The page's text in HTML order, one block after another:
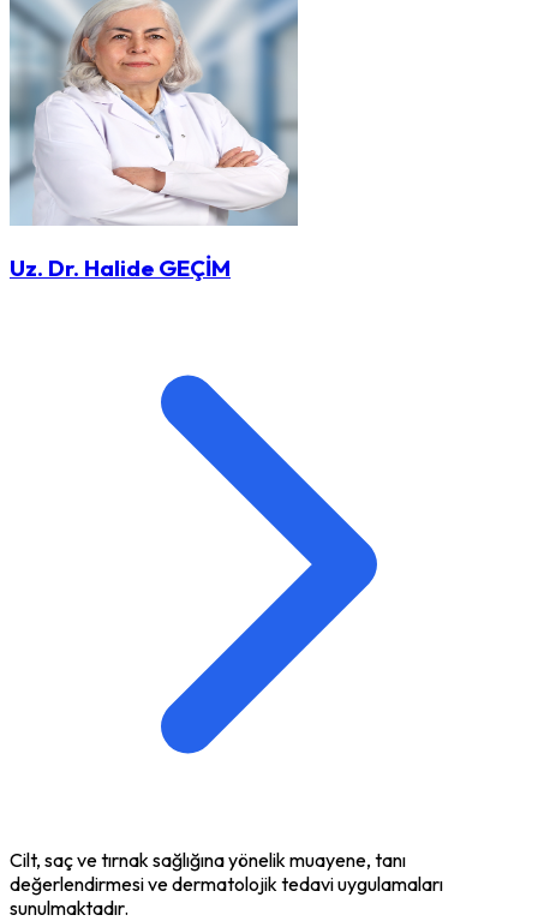
Uz. Dr. Halide GEÇİM
Cilt, saç ve tırnak sağlığına yönelik muayene, tanı
değerlendirmesi ve dermatolojik tedavi uygulamaları
sunulmaktadır.